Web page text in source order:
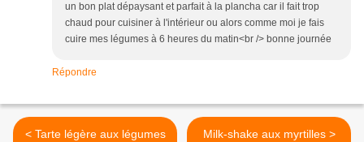
un bon plat dépaysant et parfait à la plancha car il fait trop
chaud pour cuisiner à l'intérieur ou alors comme moi je fais
cuire mes légumes à 6 heures du matin<br /> bonne journée
Répondre
< Tarte légère aux légumes
Milk-shake aux myrtilles >